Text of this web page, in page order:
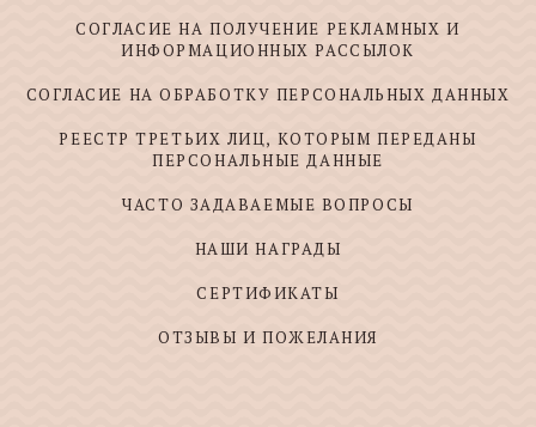
СОГЛАСИЕ НА ПОЛУЧЕНИЕ РЕКЛАМНЫХ И
ИНФОРМАЦИОННЫХ РАССЫЛОК
СОГЛАСИЕ НА ОБРАБОТКУ ПЕРСОНАЛЬНЫХ ДАННЫХ
РЕЕСТР ТРЕТЬИХ ЛИЦ, КОТОРЫМ ПЕРЕДАНЫ
ПЕРСОНАЛЬНЫЕ ДАННЫЕ
ЧАСТО ЗАДАВАЕМЫЕ ВОПРОСЫ
НАШИ НАГРАДЫ
СЕРТИФИКАТЫ
ОТЗЫВЫ И ПОЖЕЛАНИЯ